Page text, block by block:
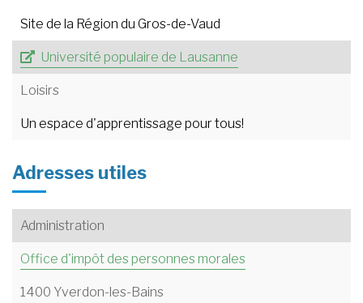
Site de la Région du Gros-de-Vaud
Université populaire de Lausanne
Loisirs
Un espace d'apprentissage pour tous!
Adresses utiles
Administration
Office d'impôt des personnes morales
1400 Yverdon-les-Bains